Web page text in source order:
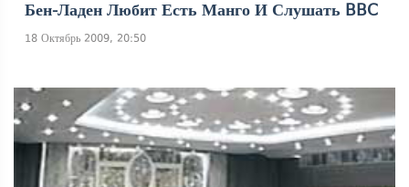
Бен-Ладен Любит Есть Манго И Слушать BBC
18 Октябрь 2009, 20:50